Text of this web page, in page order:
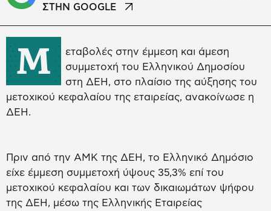
ΣΤΗΝ GOOGLE
Μ
εταβολές στην έμμεση και άμεση
συμμετοχή του Ελληνικού Δημοσίου
στη ΔΕΗ, στο πλαίσιο της αύξησης του
μετοχικού κεφαλαίου της εταιρείας, ανακοίνωσε η
ΔΕΗ.
Πριν από την ΑΜΚ της ΔΕΗ, το Ελληνικό Δημόσιο
είχε έμμεση συμμετοχή ύψους 35,3% επί του
μετοχικού κεφαλαίου και των δικαιωμάτων ψήφου
της ΔΕΗ, μέσω της Ελληνικής Εταιρείας